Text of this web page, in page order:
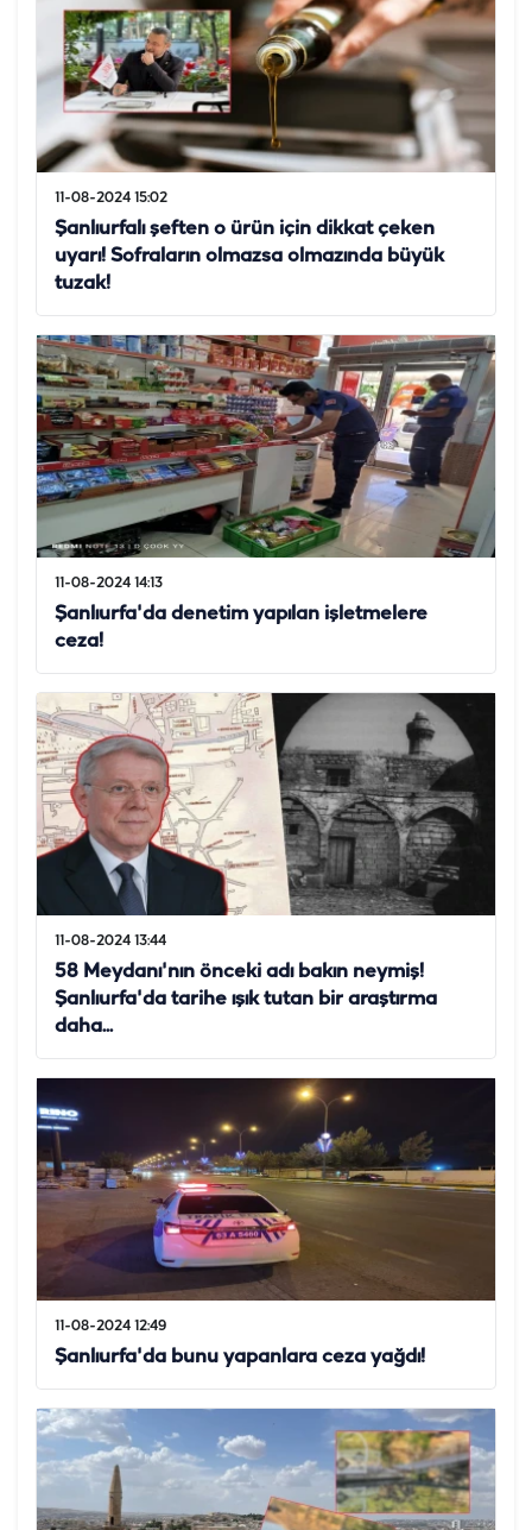
11-08-2024 15:02
Şanlıurfalı şeften o ürün için dikkat çeken
uyarı! Sofraların olmazsa olmazında büyük
tuzak!
11-08-2024 14:13
Şanlıurfa'da denetim yapılan işletmelere
ceza!
11-08-2024 13:44
58 Meydanı'nın önceki adı bakın neymiş!
Şanlıurfa'da tarihe ışık tutan bir araştırma
daha...
11-08-2024 12:49
Şanlıurfa'da bunu yapanlara ceza yağdı!